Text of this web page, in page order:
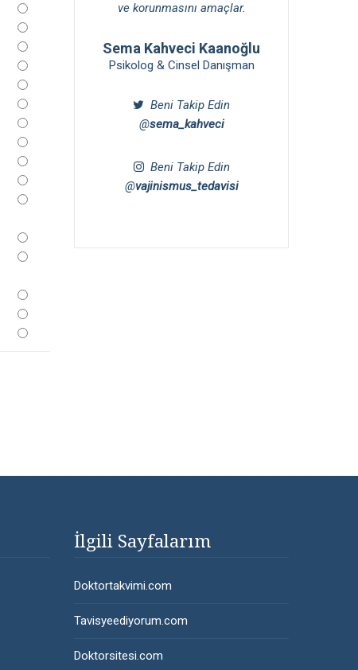
ve korunmasını amaçlar.
Sema Kahveci Kaanoğlu
Psikolog & Cinsel Danışman
Beni Takip Edin
@sema_kahveci
Beni Takip Edin
@vajinismus_tedavisi
İlgili Sayfalarım
Doktortakvimi.com
Tavisyeediyorum.com
Doktorsitesi.com